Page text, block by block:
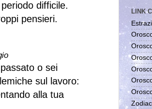
difficile.
pensieri.
o sei
sul lavoro:
alla tua
LINK